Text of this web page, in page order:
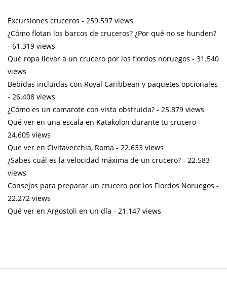
Excursiones cruceros - 259.597 views
¿Cómo flotan los barcos de cruceros? ¿Por qué no se hunden?
- 61.319 views
Qué ropa llevar a un crucero por los fiordos noruegos - 31.540
views
Bebidas incluidas con Royal Caribbean y paquetes opcionales
- 26.408 views
¿Cómo es un camarote con vista obstruida? - 25.879 views
Qué ver en una escala en Katakolon durante tu crucero -
24.605 views
Que ver en Civitavecchia, Roma - 22.633 views
¿Sabes cuál es la velocidad máxima de un crucero? - 22.583
views
Consejos para preparar un crucero por los Fiordos Noruegos -
22.272 views
Qué ver en Argostoli en un día - 21.147 views